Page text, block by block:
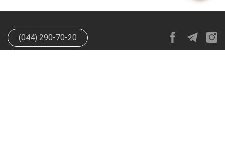
(044) 290-70-20